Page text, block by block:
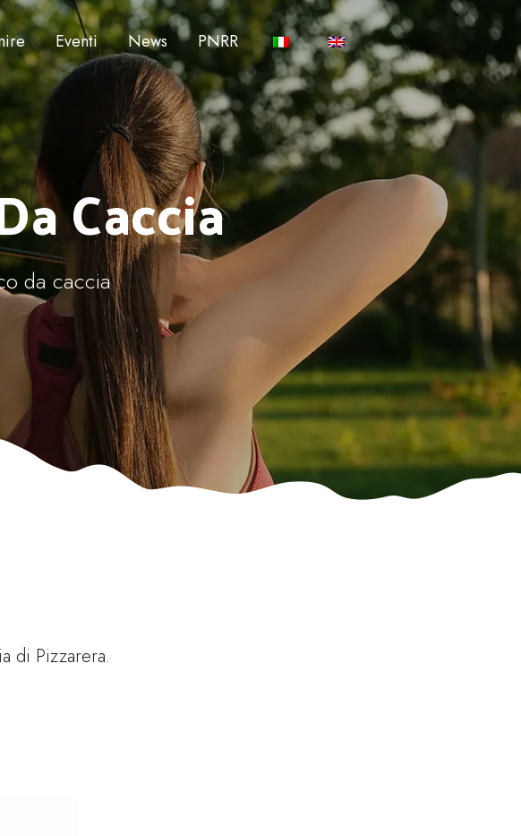
Eventi News PNRR
Caccia
da caccia
di Pizzarera.